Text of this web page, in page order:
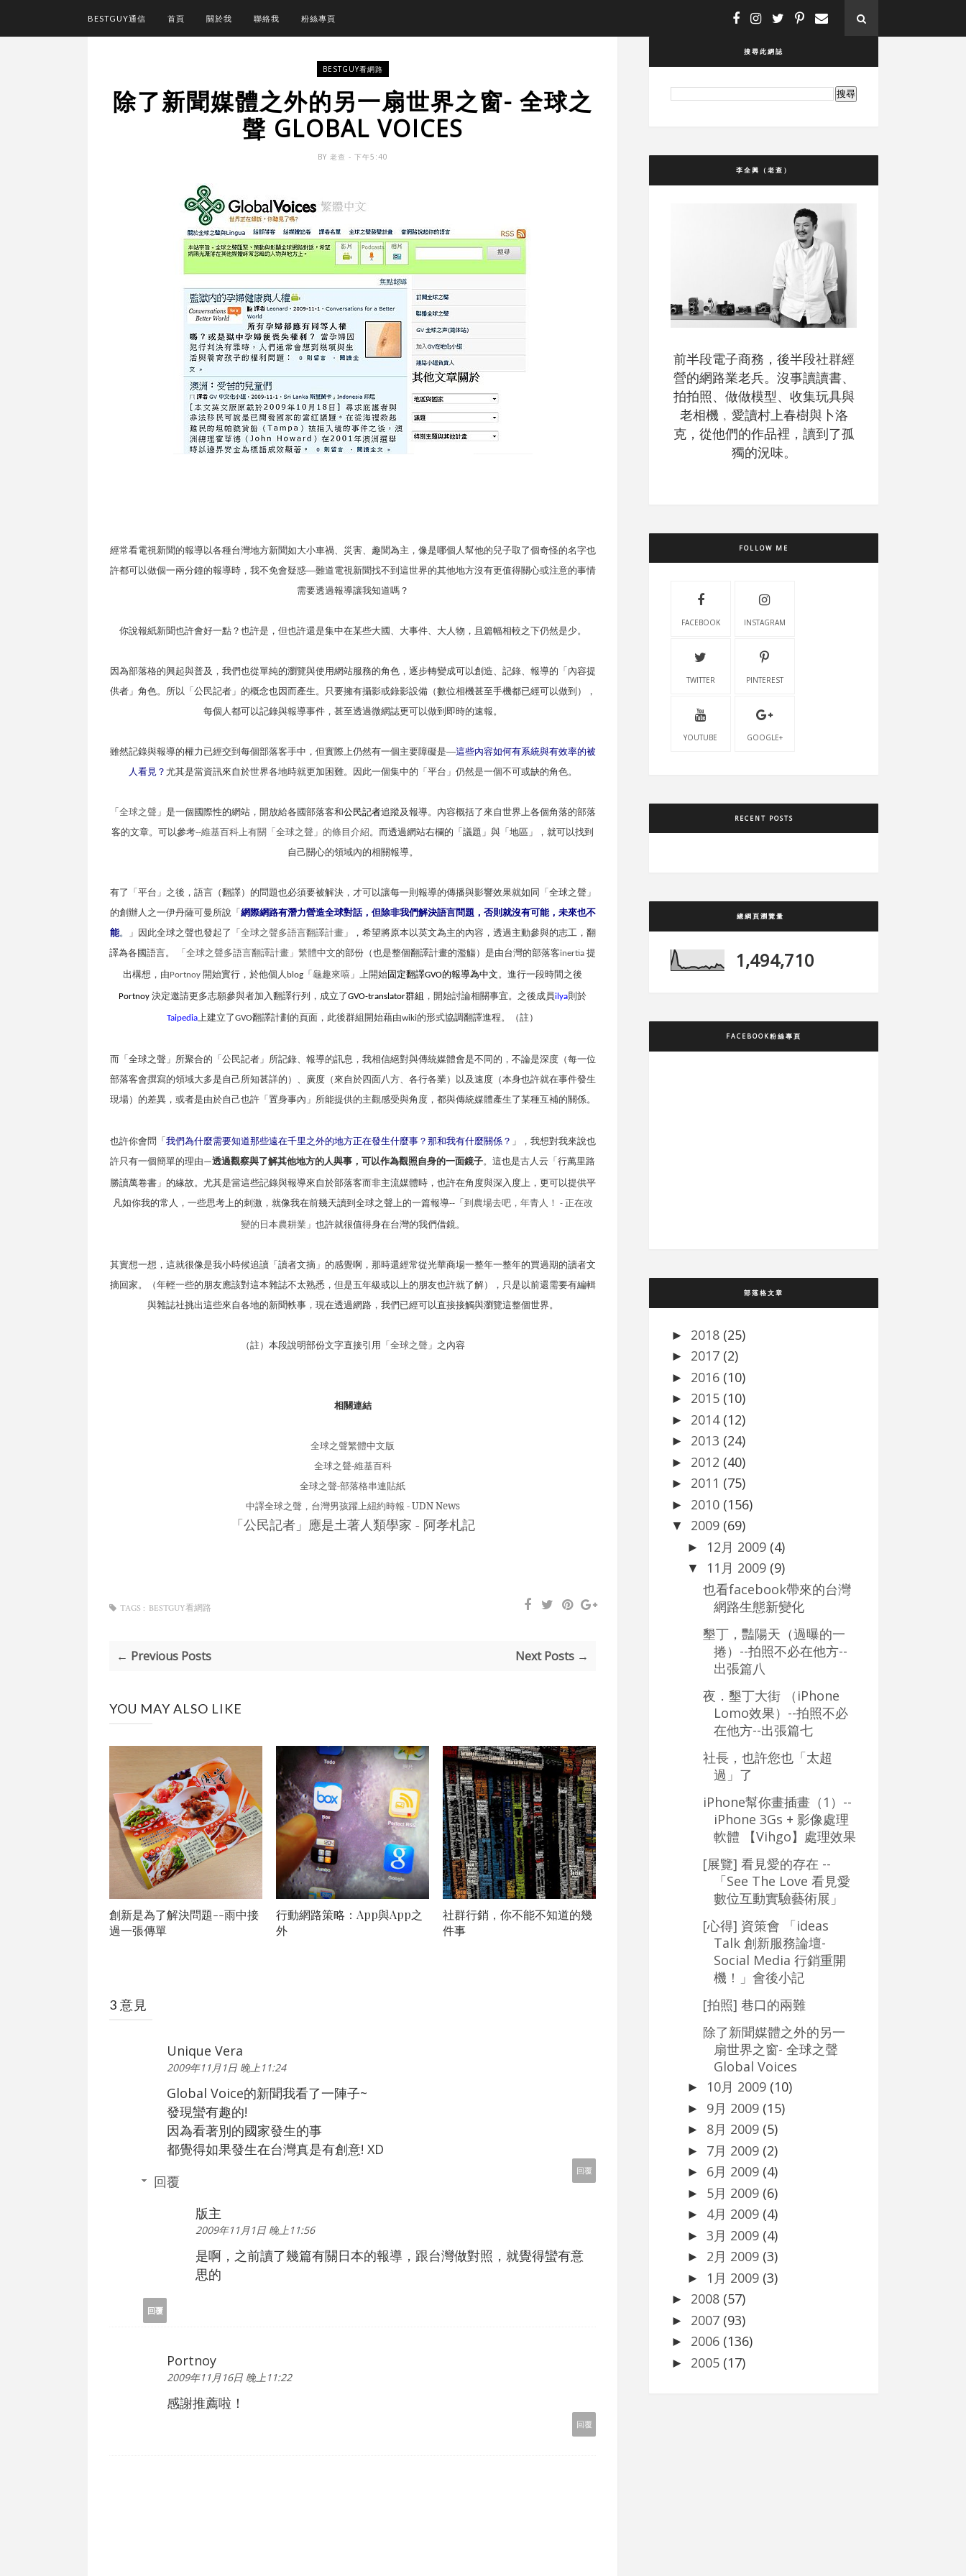
BESTGUY通信 首頁 關於我 聯絡我 粉絲專頁
BESTGUY看網路
除了新聞媒體之外的另一扇世界之窗- 全球之
聲 GLOBAL VOICES
BY 老查 - 下午5:40
經常看電視新聞的報導以各種台灣地方新聞如大小車禍、災害、趣聞為主，像是哪個人幫他的兒子取了個奇怪的名字也
許都可以做個一兩分鐘的報導時，我不免會疑惑—難道電視新聞找不到這世界的其他地方沒有更值得關心或注意的事情
需要透過報導讓我知道嗎？
你說報紙新聞也許會好一點？也許是，但也許還是集中在某些大國、大事件、大人物，且篇幅相較之下仍然是少。
因為部落格的興起與普及，我們也從單純的瀏覽與使用網站服務的角色，逐步轉變成可以創造、記錄、報導的「內容提
供者」角色。所以「公民記者」的概念也因而產生。只要擁有攝影或錄影設備（數位相機甚至手機都已經可以做到），
每個人都可以記錄與報導事件，甚至透過微網誌更可以做到即時的速報。
雖然記錄與報導的權力已經交到每個部落客手中，但實際上仍然有一個主要障礙是—這些內容如何有系統與有效率的被
人看見？尤其是當資訊來自於世界各地時就更加困難。因此一個集中的「平台」仍然是一個不可或缺的角色。
「全球之聲」是一個國際性的網站，開放給各國部落客和公民記者追蹤及報導。內容概括了來自世界上各個角落的部落
客的文章。可以參考--維基百科上有關「全球之聲」的條目介紹。而透過網站右欄的「議題」與「地區」，就可以找到
自己關心的領域內的相關報導。
有了「平台」之後，語言（翻譯）的問題也必須要被解決，才可以讓每一則報導的傳播與影響效果就如同「全球之聲」
的創辦人之一伊丹薩可曼所說「網際網路有潛力營造全球對話，但除非我們解決語言問題，否則就沒有可能，未來也不
能。 」 因此全球之聲也發起了「全球之聲多語言翻譯計畫」，希望將原本以英文為主的內容，透過主動參與的志工，翻
譯為各國語言。
「全球之聲多語言翻譯計畫」繁體中文的部份（也是整個翻譯計畫的濫觴）是由台灣的部落客inertia 提
出構想，由Portnoy 開始實行，於他個人 blog 「龜趣來嘻 」上開始固定翻譯GVO的報導為中文。進行一段時間之後
Portnoy 決定邀請更多志願參與者加入翻譯行列，成立了GVO-translator群組 ，開始討論相關事宜。之後成員ilya則於
Taipedia上建立了GVO翻譯計劃的頁面，此後群組開始藉由wiki的形式協調翻譯進程。（註）
而「全球之聲」所聚合的「公民記者」所記錄、報導的訊息，我相信絕對與傳統媒體會是不同的，不論是深度（每一位
部落客會撰寫的領域大多是自己所知甚詳的）、廣度（來自於四面八方、各行各業）以及速度（本身也許就在事件發生
現場）的差異，或者是由於自己也許「置身事內」所能提供的主觀感受與角度，都與傳統媒體產生了某種互補的關係。
也許你會問「我們為什麼需要知道那些遠在千里之外的地方正在發生什麼事？那和我有什麼關係？ 」，我想對我來說也
許只有一個簡單的理由—透過觀察與了解其他地方的人與事，可以作為觀照自身的一面鏡子。這也是古人云「行萬里路
勝讀萬卷書」的緣故。尤其是當這些記錄與報導來自於部落客而非主流媒體時，也許在角度與深入度上，更可以提供平
凡如你我的常人，一些思考上的刺激，就像我在前幾天讀到全球之聲上的一篇報導--「到農場去吧，年青人！ - 正在改
變的日本農耕業 」也許就很值得身在台灣的我們借鏡。
其實想一想，這就很像是我小時候追讀「讀者文摘」的感覺啊，那時還經常從光華商場一整年一整年的買過期的讀者文
摘回家。（年輕一些的朋友應該對這本雜誌不太熟悉，但是五年級或以上的朋友也許就了解），只是以前還需要有編輯
與雜誌社挑出這些來自各地的新聞軼事，現在透過網路，我們已經可以直接接觸與瀏覽這整個世界。
（註）本段說明部份文字直接引用「全球之聲」之內容
相關連結
全球之聲繁體中文版
全球之聲-維基百科
全球之聲-部落格串連貼紙
中譯全球之聲，台灣男孩躍上紐約時報 - UDN News
「公民記者」應是土著人類學家 - 阿孝札記
TAGS : BESTGUY看網路
← Previous Posts Next Posts →
YOU MAY ALSO LIKE
創新是為了解決問題--雨中接
過一張傳單
行動網路策略：App與App之
外
社群行銷，你不能不知道的幾
件事
3 意見
Unique Vera
2009年11月1日 晚上11:24
Global Voice的新聞我看了一陣子~
發現蠻有趣的!
因為看著別的國家發生的事
都覺得如果發生在台灣真是有創意! XD
回覆
回覆
版主
2009年11月1日 晚上11:56
是啊，之前讀了幾篇有關日本的報導，跟台灣做對照，就覺得蠻有意
思的
回覆
Portnoy
2009年11月16日 晚上11:22
感謝推薦啦！
回覆
搜尋此網誌
李全興（老查）
前半段電子商務，後半段社群經
營的網路業老兵。沒事讀讀書、
拍拍照、做做模型、收集玩具與
老相機﹐愛讀村上春樹與卜洛
克，從他們的作品裡，讀到了孤
獨的況味。
FOLLOW ME
FACEBOOK INSTAGRAM
TWITTER PINTEREST
YOUTUBE GOOGLE+
RECENT POSTS
總網頁瀏覽量
1,494,710
FACEBOOK粉絲專頁
部落格文章
► 2018 (25)
► 2017 (2)
► 2016 (10)
► 2015 (10)
► 2014 (12)
► 2013 (24)
► 2012 (40)
► 2011 (75)
► 2010 (156)
▼ 2009 (69)
► 12月 2009 (4)
▼ 11月 2009 (9)
也看facebook帶來的台灣
網路生態新變化
墾丁，豔陽天（過曝的一
捲）--拍照不必在他方--
出張篇八
夜．墾丁大街 （iPhone
Lomo效果）--拍照不必
在他方--出張篇七
社長，也許您也「太超
過」了
iPhone幫你畫插畫（1）--
iPhone 3Gs + 影像處理
軟體 【Vihgo】處理效果
[展覽] 看見愛的存在 --
「See The Love 看見愛
數位互動實驗藝術展」
[心得] 資策會 「ideas
Talk 創新服務論壇-
Social Media 行銷重開
機！」會後小記
[拍照] 巷口的兩難
除了新聞媒體之外的另一
扇世界之窗- 全球之聲
Global Voices
► 10月 2009 (10)
► 9月 2009 (15)
► 8月 2009 (5)
► 7月 2009 (2)
► 6月 2009 (4)
► 5月 2009 (6)
► 4月 2009 (4)
► 3月 2009 (4)
► 2月 2009 (3)
► 1月 2009 (3)
► 2008 (57)
► 2007 (93)
► 2006 (136)
► 2005 (17)